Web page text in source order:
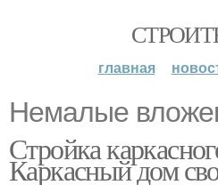
главная
Немалые
Стройка
Каркасный дом